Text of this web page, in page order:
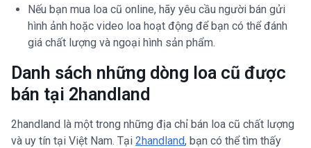
Nếu bạn mua loa cũ online, hãy yêu cầu người bán gửi
hình ảnh hoặc video loa hoạt động để bạn có thể đánh
giá chất lượng và ngoại hình sản phẩm.
Danh sách những dòng loa cũ được
bán tại 2handland
2handland là một trong những địa chỉ bán loa cũ chất lượng
và uy tín tại Việt Nam. Tại 2handland, bạn có thể tìm thấy